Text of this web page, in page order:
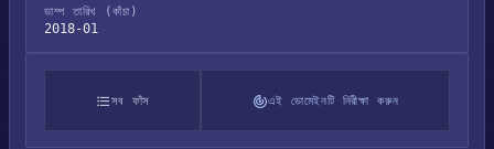
ডাম্প তারিখ (কাঁচা)
2018-01
সব ফাঁস এই ডোমেইনটি নিরীক্ষা করুন